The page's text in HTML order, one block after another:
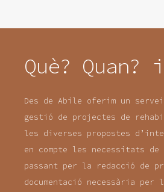
Què? Quan? i
Des de Abile oferim un
gestió de projectes de
les diverses propostes
en compte les necessitats
passant per la redacció de
documentació necessària per